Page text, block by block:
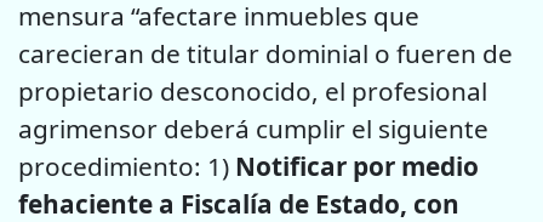
mensura “afectare inmuebles que
carecieran de titular dominial o fueren de
propietario desconocido, el profesional
agrimensor deberá cumplir el siguiente
procedimiento: 1) Notificar por medio
fehaciente a Fiscalía de Estado, con